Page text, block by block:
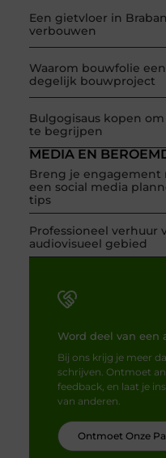
Een gietvloer in
verbouwen
Waarom bouwfolie
degelijk bouwproject
Bulgogisaus kopen
te begrijpen
MEDIA EN
Breng je engagement
een social media
tips
Professioneel verhuur
audiovisueel gebied
Word deel van een
Bij ons krijg je meer
schrijven. Ontmoet
feedback, en laat je
van anderen.
Ontmoet Onze